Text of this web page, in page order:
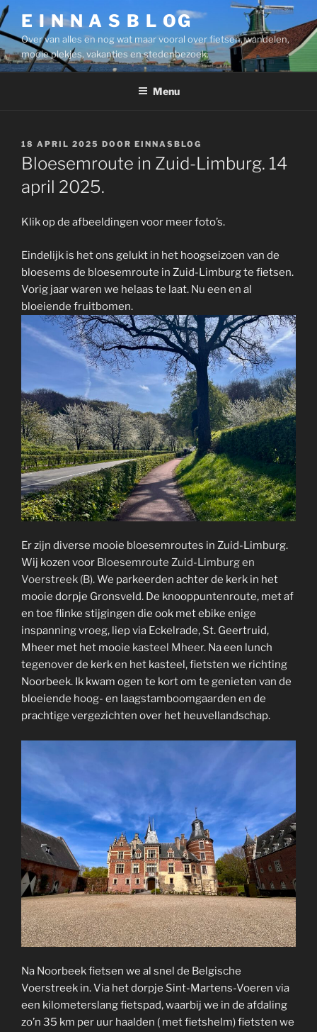
Ga
naar
de
inhoud
E I N N A S B L OG
Over van alles en nog wat maar vooral over fietsen, wandelen,
mooie plekjes, vakanties en stedenbezoek.
Menu
GEPLAATST
OP
18 APRIL 2025 DOOR EINNASBLOG
Bloesemroute in Zuid-Limburg. 14
april 2025.
Klik op de afbeeldingen voor meer foto’s.
Eindelijk is het ons gelukt in het hoogseizoen van de
bloesems de bloesemroute in Zuid-Limburg te fietsen.
Vorig jaar waren we helaas te laat. Nu een en al
bloeiende fruitbomen.
Er zijn diverse mooie bloesemroutes in Zuid-Limburg.
Wij kozen voor Bloesemroute Zuid-Limburg en
Voerstreek (B). We parkeerden achter de kerk in het
mooie dorpje Gronsveld. De knooppuntenroute, met af
en toe flinke stijgingen die ook met ebike enige
inspanning vroeg, liep via Eckelrade, St. Geertruid,
Mheer met het mooie kasteel Mheer. Na een lunch
tegenover de kerk en het kasteel, fietsten we richting
Noorbeek. Ik kwam ogen te kort om te genieten van de
bloeiende hoog- en laagstamboomgaarden en de
prachtige vergezichten over het heuvellandschap.
Na Noorbeek fietsen we al snel de Belgische
Voerstreek in. Via het dorpje Sint-Martens-Voeren via
een kilometerslang fietspad, waarbij we in de afdaling
zo’n 35 km per uur haalden ( met fietshelm) fietsten we